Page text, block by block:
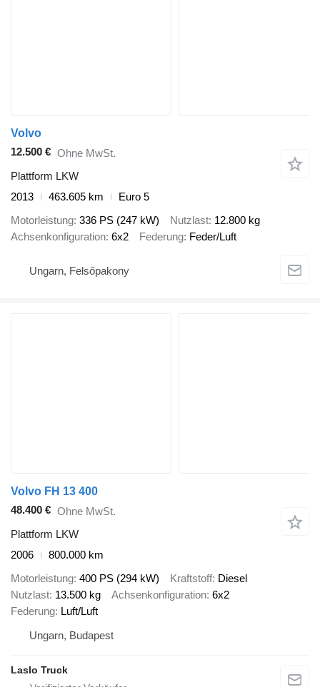
Volvo
12.500 € Ohne MwSt.
Plattform LKW
2013
463.605 km
Euro 5
Motorleistung 336 PS (247 kW) Nutzlast 12.800 kg
Achsenkonfiguration 6x2 Federung Feder/Luft
Ungarn, Felsőpakony
Volvo FH 13 400
48.400 € Ohne MwSt.
Plattform LKW
2006
800.000 km
Motorleistung 400 PS (294 kW) Kraftstoff Diesel
Nutzlast 13.500 kg Achsenkonfiguration 6x2
Federung Luft/Luft
Ungarn, Budapest
Laslo Truck